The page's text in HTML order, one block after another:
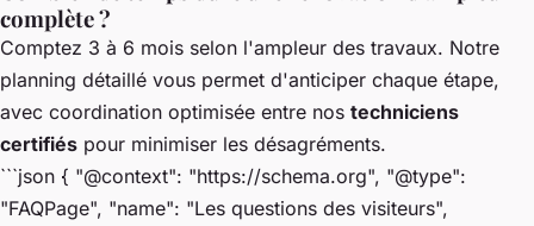
complète ?
Comptez 3 à 6 mois selon l'ampleur des travaux. Notre
planning détaillé vous permet d'anticiper chaque étape,
avec coordination optimisée entre nos techniciens
certifiés pour minimiser les désagréments.
```json { "@context": "https://schema.org", "@type":
"FAQPage", "name": "Les questions des visiteurs",